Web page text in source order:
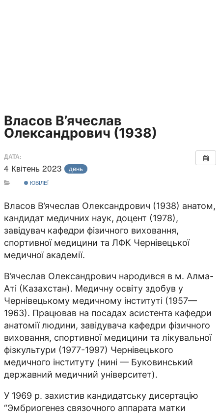
Власов В’ячеслав
Олександрович (1938)
ДАТА:
4 Квітень 2023 день
ЮВІЛЕЇ
Власов В’ячеслав Олександрович (1938) анатом,
кандидат медичних наук, доцент (1978),
завідувач кафедри фізичного виховання,
спортивної медицини та ЛФК Чернівецької
медичної академії.
В’ячеслав Олександрович народився в м. Алма-
Аті (Казахстан). Медичну освіту здобув у
Чернівецькому медичному інституті (1957—
1963). Працював на посадах асистента кафедри
анатомії людини, завідувача кафедри фізичного
виховання, спортивної медицини та лікувальної
фізкультури (1977-1997) Чернівецького
медичного інституту (нині — Буковинський
державний медичний університет).
У 1969 р. захистив кандидатську дисертацію
“Эмбриогенез связочного аппарата матки